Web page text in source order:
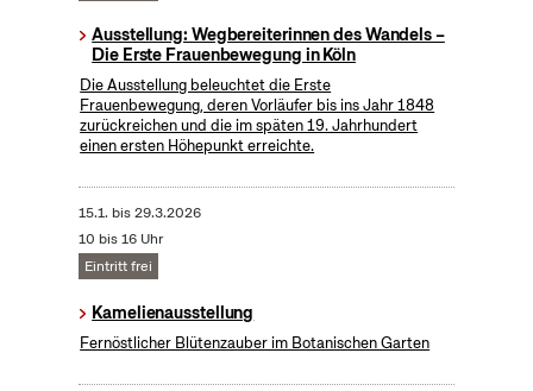
Ausstellung: Wegbereiterinnen des Wandels –
Die Erste Frauenbewegung in Köln
Die Ausstellung beleuchtet die Erste
Frauenbewegung, deren Vorläufer bis ins Jahr 1848
zurückreichen und die im späten 19. Jahrhundert
einen ersten Höhepunkt erreichte.
15.1. bis29.3.2026
10 bis 16 Uhr
Eintritt frei
Kamelienausstellung
Fernöstlicher Blütenzauber im Botanischen Garten